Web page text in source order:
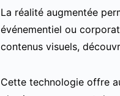
La réalité augmentée
événementiel ou
contenus visuels,
Cette technologie offre